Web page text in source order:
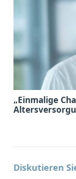
„Einmalige
Diskutieren